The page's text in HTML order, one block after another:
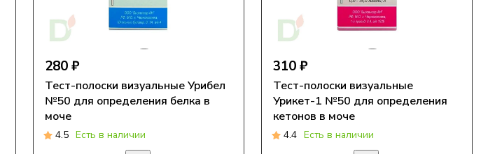
280 ₽
Тест-полоски визуальные Урибел
№50 для определения белка в
моче
4.5 Есть в наличии
310 ₽
Тест-полоски визуальные
Урикет-1 №50 для определения
кетонов в моче
4.4 Есть в наличии